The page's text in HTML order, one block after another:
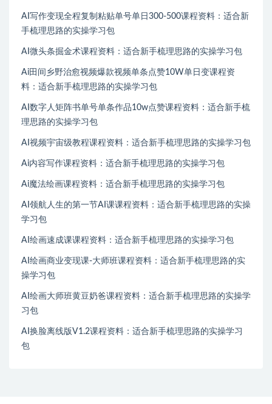
AI写作变现全程复制粘贴单号单日300-500课程资料：适合新
手梳理思路的实操学习包
AI微头条掘金术课程资料：适合新手梳理思路的实操学习包
Ai田间乡野治愈视频爆款视频单条点赞10W单日变课程资
料：适合新手梳理思路的实操学习包
AI数字人矩阵书单号单条作品10w点赞课程资料：适合新手梳
理思路的实操学习包
AI视频宇宙级教程课程资料：适合新手梳理思路的实操学习包
Ai内容写作课程资料：适合新手梳理思路的实操学习包
Ai魔法绘画课程资料：适合新手梳理思路的实操学习包
AI领航人生的第一节AI课课程资料：适合新手梳理思路的实操
学习包
AI绘画速成课课程资料：适合新手梳理思路的实操学习包
AI绘画商业变现课-大师班课程资料：适合新手梳理思路的实
操学习包
AI绘画大师班黄豆奶爸课程资料：适合新手梳理思路的实操学
习包
AI换脸离线版V1.2课程资料：适合新手梳理思路的实操学习
包